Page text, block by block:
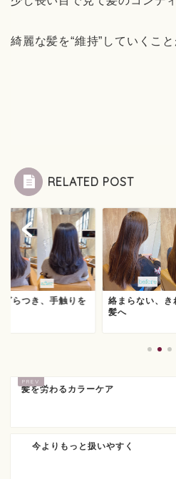
綺麗な髪を“維持”していくこ
RELATED POST
ざらつき、手触りを
絡まらない、き
髪へ
髪を労わるカラーケア
今よりもっと扱いやすく